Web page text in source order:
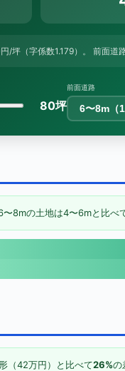
（字係数1.179）。 前面道
80坪
前面道路
〜8mの土地は4〜6mと比べ
（42万円）と比べて26%の